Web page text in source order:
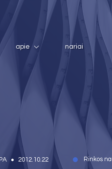
apie nariai
2012.10.22 Rinkos